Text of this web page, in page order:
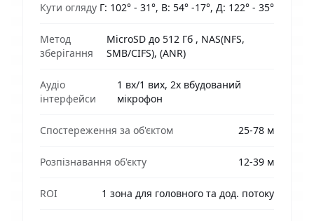
Кути огляду Г: 102° - 31°, В: 54° -17°, Д: 122° - 35°
Метод
зберігання
MicroSD до 512 Гб , NAS(NFS,
SMB/CIFS), (ANR)
Аудіо
інтерфейси
1 вх/1 вих, 2х вбудований
мікрофон
Спостереження за об'єктом 25-78 м
Розпізнавання об'єкту 12-39 м
ROI 1 зона для головного та дод. потоку